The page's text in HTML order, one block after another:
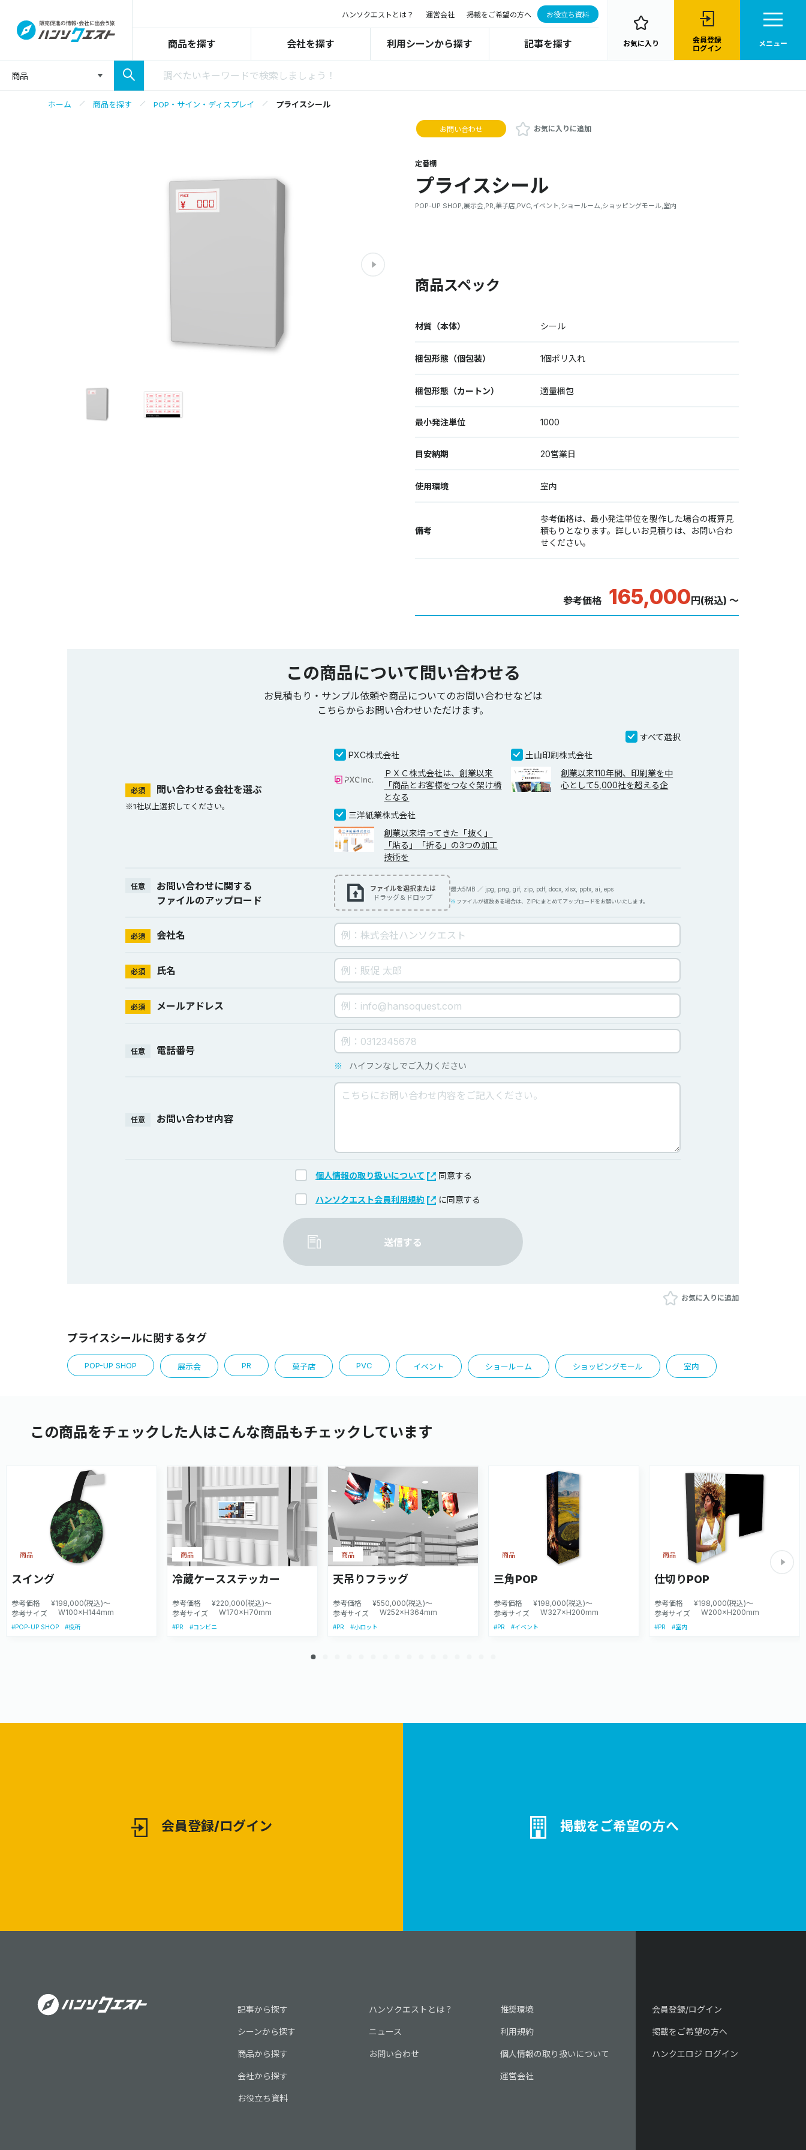
ハンソクエストとは？ 運営会社 掲載をご希望の方へ お役立ち資料
商品を探す 会社を探す 利用シーンから探す 記事を探す
商品
お気に入り
会員登録
ログイン
メニュー
ホーム 商品を探す POP・サイン・ディスプレイ プライスシール
お問い合わせ お気に入りに追加
定番棚
プライスシール
POP-UP SHOP,展示会,PR,菓子店,PVC,イベント,ショールーム,ショッピングモール,室内
商品スペック
材質（本体） シール
梱包形態（個包装） 1個ポリ入れ
梱包形態（カートン） 適量梱包
最小発注単位 1000
目安納期 20営業日
使用環境 室内
備考
参考価格は、最小発注単位を製作した場合の概算見
積もりとなります。詳しいお見積りは、お問い合わ
せください。
参考価格 165,000 円(税込) ～
この商品について問い合わせる
お見積もり・サンプル依頼や商品についてのお問い合わせなどは
こちらからお問い合わせいただけます。
必須 問い合わせる会社を選ぶ
※1社以上選択してください。
すべて選択
PXC株式会社
ＰＸＣ株式会社は、創業以来
「商品とお客様をつなぐ架け橋
となる
土山印刷株式会社
創業以来110年間、印刷業を中
心として5,000社を超える企
三洋紙業株式会社
創業以来培ってきた「抜く」
「貼る」「折る」の3つの加工
技術を
任意
お問い合わせに関する
ファイルのアップロード
ファイルを選択または
ドラッグ＆ドロップ
最大5MB ／ jpg, png, gif, zip, pdf, docx, xlsx, pptx, ai, eps
ファイルが複数ある場合は、ZIPにまとめてアップロードをお願いいたします。
必須 会社名
必須 氏名
必須 メールアドレス
任意 電話番号
※ ハイフンなしでご入力ください
任意 お問い合わせ内容
個人情報の取り扱いについて 同意する
ハンソクエスト会員利用規約 に同意する
送信する
お気に入りに追加
プライスシールに関するタグ
POP-UP SHOP 展示会 PR 菓子店 PVC イベント ショールーム ショッピングモール 室内
この商品をチェックした人はこんな商品もチェックしています
スイング
参考価格
¥198,000(税込)～
参考サイズ
W100×H144mm
商品
#POP-UP SHOP #役所
冷蔵ケースステッカー
参考価格
¥220,000(税込)～
参考サイズ
W170×H70mm
商品
#PR #コンビニ
天吊りフラッグ
参考価格
¥550,000(税込)～
参考サイズ
W252×H364mm
商品
#PR #小ロット
三角POP
参考価格
¥198,000(税込)～
参考サイズ
W327×H200mm
商品
#PR #イベント
仕切りPOP
参考価格
¥198,000(税込)～
参考サイズ
W200×H200mm
商品
#PR #室内
会員登録/ログイン 掲載をご希望の方へ
記事から探す
シーンから探す
商品から探す
会社から探す
お役立ち資料
ハンソクエストとは？
ニュース
お問い合わせ
推奨環境
利用規約
個人情報の取り扱いについて
運営会社
会員登録/ログイン
掲載をご希望の方へ
ハンクエロジ ログイン